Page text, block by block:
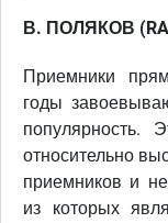
В. ПОЛЯКОВ
Приемники
годы
популярность.
относительно
приемников и
из которых